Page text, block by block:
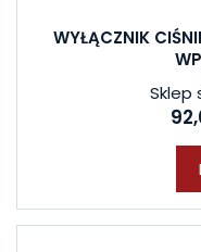
WYŁĄCZNIK
Sklep